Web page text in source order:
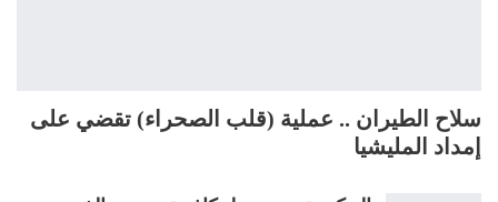
سلاح الطيران .. عملية (قلب الصحراء) تقضي على
إمداد المليشيا